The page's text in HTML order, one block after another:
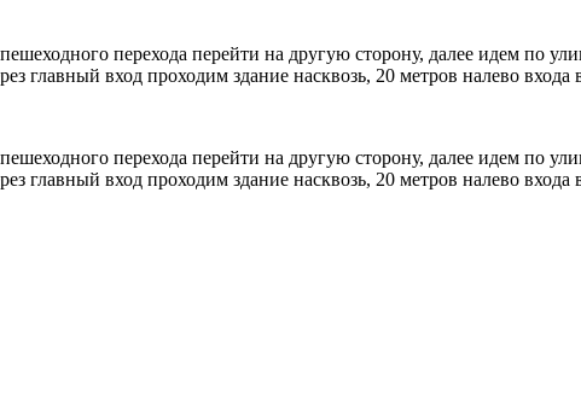
перехода перейти на другую сторону, далее идем по
главный вход проходим здание насквозь, 20 метров налево входа
перехода перейти на другую сторону, далее идем по
главный вход проходим здание насквозь, 20 метров налево входа